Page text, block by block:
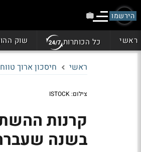
הירשמו
ראשי כל הכותרות שוק
ראשי חיסכון ארוך טווח
צילום: ISTOCK
בשנה